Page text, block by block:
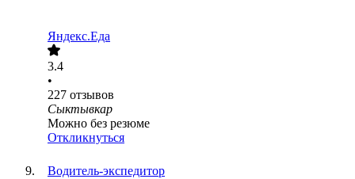
Яндекс.Еда
3.4
•
227 отзывов
Сыктывкар
Можно без резюме
Откликнуться
Водитель-экспедитор